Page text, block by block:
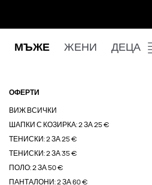
МЪЖЕ ЖЕНИ ДЕЦА
ОФЕРТИ
ВИЖ ВСИЧКИ
ШАПКИ С КОЗИРКА: 2 ЗА 25 €
ТЕНИСКИ: 2 ЗА 25 €
ТЕНИСКИ: 2 ЗА 35 €
ПОЛО: 2 ЗА 50 €
ПАНТАЛОНИ: 2 ЗА 60 €